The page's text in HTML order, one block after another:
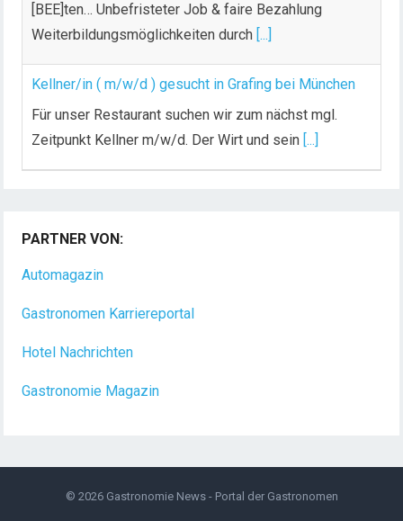
[BEE]ten… Unbefristeter Job & faire Bezahlung
Weiterbildungsmöglichkeiten durch [...]
Kellner/in ( m/w/d ) gesucht in Grafing bei München
Für unser Restaurant suchen wir zum nächst mgl.
Zeitpunkt Kellner m/w/d. Der Wirt und sein [...]
PARTNER VON:
Automagazin
Gastronomen Karriereportal
Hotel Nachrichten
Gastronomie Magazin
© 2026 Gastronomie News - Portal der Gastronomen